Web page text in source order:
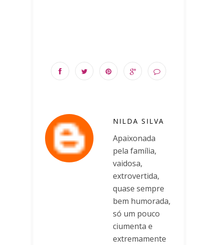
NILDA SILVA
Apaixonada
pela família,
vaidosa,
extrovertida,
quase sempre
bem humorada,
só um pouco
ciumenta e
extremamente